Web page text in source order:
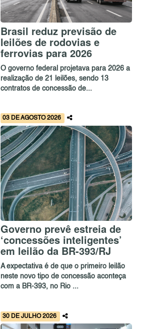
Brasil reduz previsão de
leilões de rodovias e
ferrovias para 2026
O governo federal projetava para 2026 a
realização de 21 leilões, sendo 13
contratos de concessão de...
03 DE AGOSTO 2026
Governo prevê estreia de
‘concessões inteligentes’
em leilão da BR-393/RJ
A expectativa é de que o primeiro leilão
neste novo tipo de concessão aconteça
com a BR-393, no Rio ...
30 DE JULHO 2026